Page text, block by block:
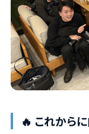
🔥 これから